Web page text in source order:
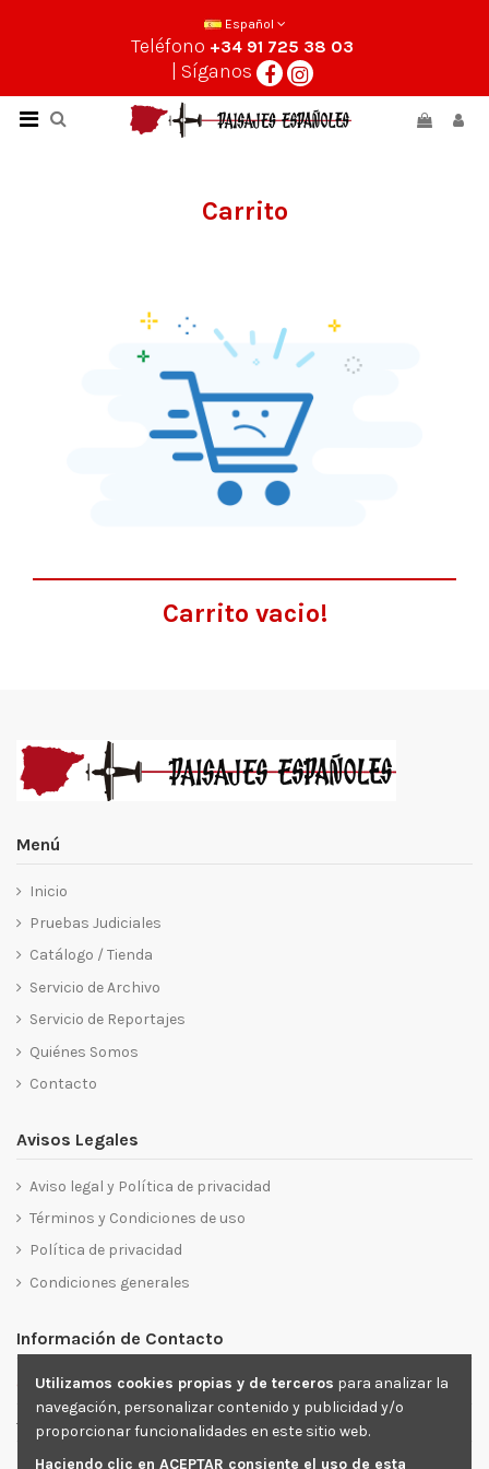
Español
Teléfono +34 91 725 38 03
| Síganos
Carrito
Carrito vacio!
Menú
Inicio
Pruebas Judiciales
Catálogo / Tienda
Servicio de Archivo
Servicio de Reportajes
Quiénes Somos
Contacto
Avisos Legales
Aviso legal y Política de privacidad
Términos y Condiciones de uso
Política de privacidad
Condiciones generales
Información de Contacto
C/ Marqués de Monteagudo. 22, 3 aPlanta, 28028 Madrid.
+34 91 725 38 03
paisajes@paisajesespanoles.es
Utilizamos cookies propias y de terceros para analizar la
navegación, personalizar contenido y publicidad y/o
proporcionar funcionalidades en este sitio web.
Haciendo clic en ACEPTAR consiente el uso de esta